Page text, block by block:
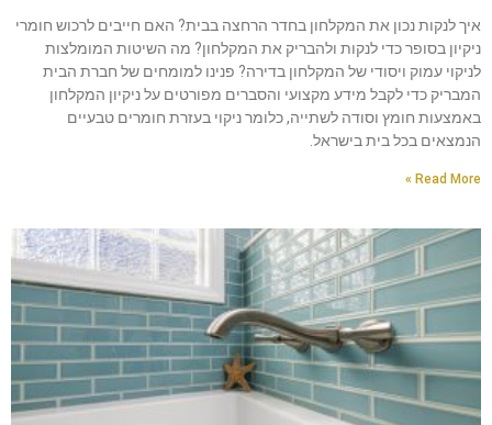
איך לנקות נכון את המקלחון בחדר הרחצה בבית? האם חייבים לרכוש חומרי
ניקיון בסופר כדי לנקות ולהבריק את המקלחון? מה השיטות המומלצות
לניקוי עמוק ויסודי של המקלחון בדירה? פנינו למומחים של חברת הבית
המבריק כדי לקבל מידע מקצועי והסברים מפורטים על ניקיון המקלחון
באמצעות חומץ וסודה לשתייה, כלומר ניקוי בעזרת חומרים טבעיים
הנמצאים בכל בית בישראל.
Read More »